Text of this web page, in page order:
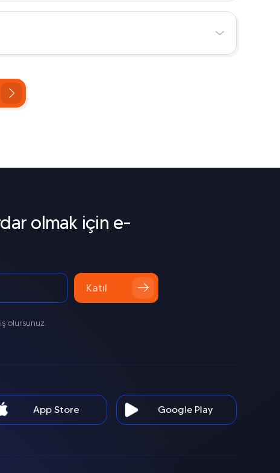
olmak için e-
Katıl
olursunuz.
App Store Google Play